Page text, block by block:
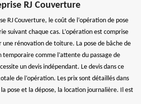
RJ Couverture
RJ Couverture, le coût de l’opération de pose
suivant chaque cas. L’opération est comprise
une rénovation de toiture. La pose de bâche de
temporaire comme l’attente du passage de
un devis indépendant. Le devis dans ce
de l’opération. Les prix sont détaillés dans
pose et la dépose, la location journalière. Il est